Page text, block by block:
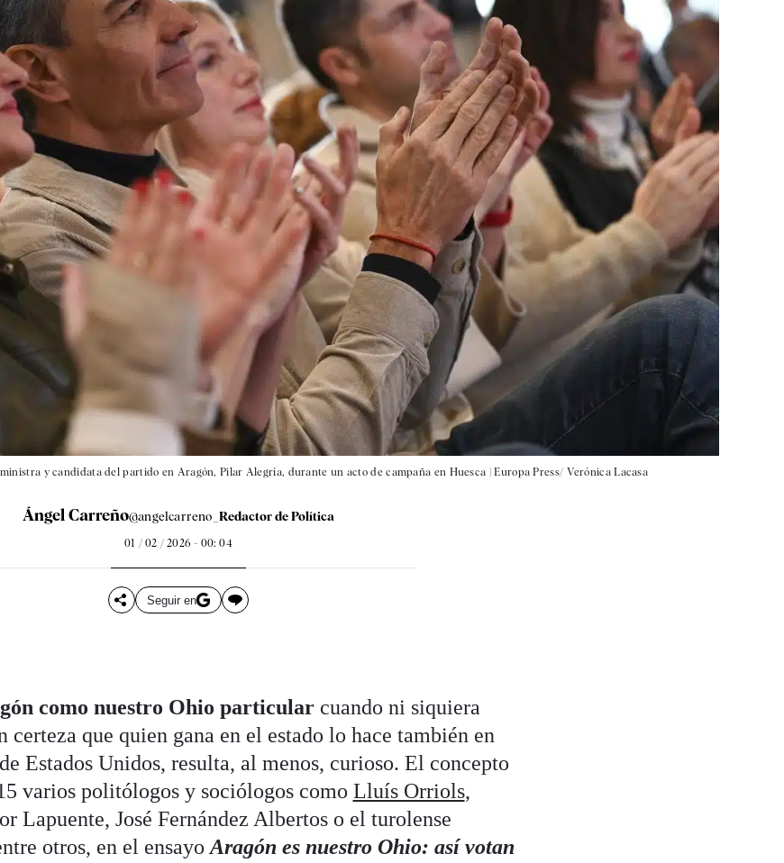
y candidata del partido en Aragón, Pilar Alegría, durante un acto de campaña en Huesca |Europa Press/ Verónica Lacasa
Ángel Carreño Redactor de Política
@angelcarreno_
01 / 02 / 2026 - 00: 04
Seguir en
como nuestro Ohio particularcuando ni siquiera
certeza que quien gana en el estado lo hace también en
Estados Unidos, resulta, al menos, curioso. El concepto
varios politólogos y sociólogos como Lluís Orriols,
Lapuente, José Fernández Albertos o el turolense
otros, en el ensayoAragón es nuestro Ohio: así votan